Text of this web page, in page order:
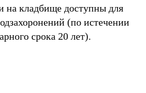
на кладбище доступны для
(по истечении
срока 20 лет).